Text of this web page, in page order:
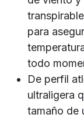
para
todo
De perfil
ultraligera
tamaño de